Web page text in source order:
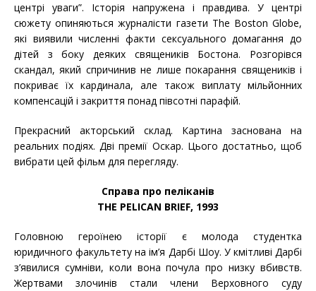
центрі уваги”. Історія напружена і правдива. У центрі
сюжету опиняються журналісти газети The Boston Globe,
які виявили численні факти сексуального домагання до
дітей з боку деяких священиків Бостона. Розгорівся
скандал, який спричинив не лише покарання священиків і
покриває їх кардинала, але також виплату мільйонних
компенсацій і закриття понад півсотні парафій.
Прекрасний акторський склад. Картина заснована на
реальних подіях. Дві премії Оскар. Цього достатньо, щоб
вибрати цей фільм для перегляду.
Справа про пеліканів
THE PELICAN BRIEF, 1993
Головною героїнею історії є молода студентка
юридичного факультету на ім’я Дарбі Шоу. У кмітливі Дарбі
з’явилися сумніви, коли вона почула про низку вбивств.
Жертвами злочинів стали члени Верховного суду